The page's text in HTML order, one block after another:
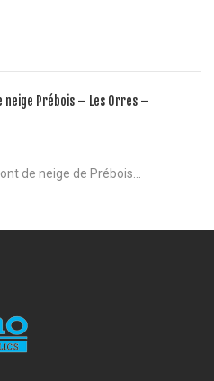
Prébois – Les Orres –
de neige de Prébois...